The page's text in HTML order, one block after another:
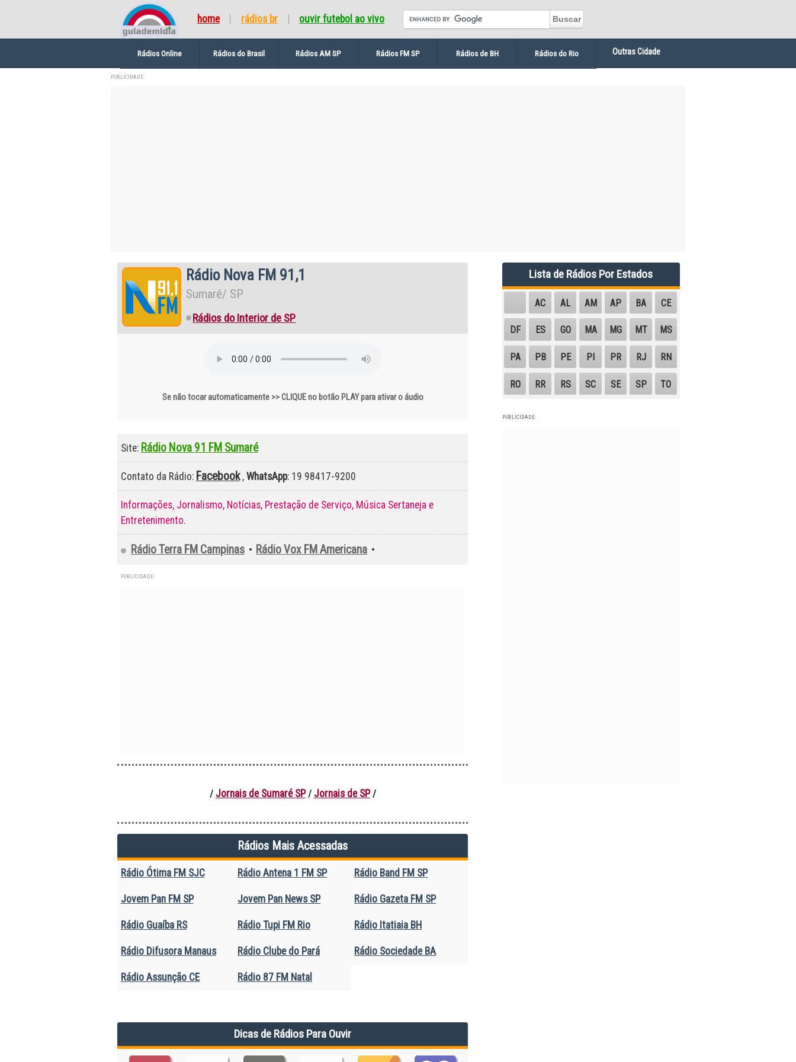
home rádios br ouvir futebol ao vivo
Rádios Online Rádios do Brasil Rádios AM SP Rádios FM SP Rádios de BH Rádios do Rio Outras Cidade
PUBLICIDADE:
Rádio Nova FM 91,1
Sumaré/ SP
Rádios do Interior de SP
Se não tocar automaticamente >> CLIQUE no botão PLAY para ativar o áudio
Site: Rádio Nova 91 FM Sumaré
Contato da Rádio: Facebook, WhatsApp: 19 98417-9200
Informações, Jornalismo, Notícias, Prestação de Serviço, Música Sertaneja e
Entretenimento.
Rádio Terra FM Campinas • Rádio Vox FM Americana •
PUBLICIDADE:
/ Jornais de Sumaré SP/ Jornais de SP/
Rádios Mais Acessadas
Rádio Ótima FM SJC Rádio Antena 1 FM SP Rádio Band FM SP
Jovem Pan FM SP Jovem Pan News SP Rádio Gazeta FM SP
Rádio Guaíba RS Rádio Tupi FM Rio Rádio Itatiaia BH
Rádio Difusora Manaus Rádio Clube do Pará Rádio Sociedade BA
Rádio Assunção CE Rádio 87 FM Natal
Dicas de Rádios Para Ouvir
Lista de Rádios Por Estados
AC AL AM AP BA CE
DF ES GO MA MG MT MS
PA PB PE PI PR RJ RN
RO RR RS SC SE SP TO
PUBLICIDADE: